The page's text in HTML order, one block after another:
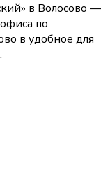
» в Волосово —
по
в удобное для